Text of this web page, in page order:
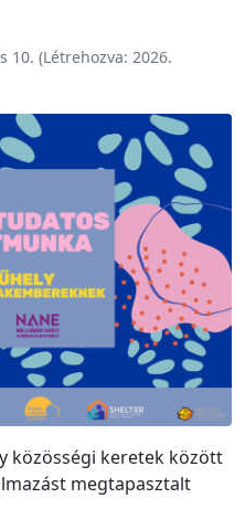
10. (Létrehozva: 2026.
közösségi keretek között
megtapasztalt